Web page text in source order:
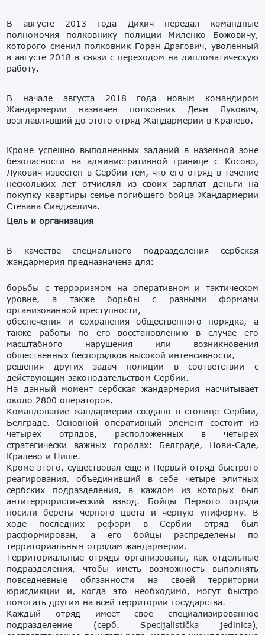
В августе 2013 года Дикич передал командные
полномочия полковнику полиции Миленко Божовичу,
которого сменил полковник Горан Драгович, уволенный
в августе 2018 в связи с переходом на дипломатическую
работу.
В начале августа 2018 года новым командиром
Жандармерии назначен полковник Деян Лукович,
возглавлявший до этого отряд Жандармерии в Кралево.
Кроме успешно выполненных заданий в наземной зоне
безопасности на административной границе с Косово,
Лукович известен в Сербии тем, что его отряд в течение
нескольких лет отчислял из своих зарплат деньги на
покупку квартиры семье погибшего бойца Жандармерии
Стевана Синджелича.
Цель и организация
В качестве специального подразделения сербская
жандармерия предназначена для:
борьбы с терроризмом на оперативном и тактическом
уровне, а также борьбы с разными формами
организованной преступности,
обеспечения и сохранения общественного порядка, а
также работы по его восстановлению в случае его
масштабного нарушения или возникновения
общественных беспорядков высокой интенсивности,
решения других задач полиции в соответствии с
действующим законодательством Сербии.
На данный момент сербская жандармерия насчитывает
около 2800 операторов.
Командование жандармерии создано в столице Сербии,
Белграде. Основной оперативный элемент состоит из
четырех отрядов, расположенных в четырех
стратегически важных городах: Белграде, Нови-Саде,
Кралево и Нише.
Кроме этого, существовал ещё и Первый отряд быстрого
реагирования, объединивший в себе четыре элитных
сербских подразделения, в каждом из которых был
антитеррористический взвод. Бойцы Первого отряда
носили береты чёрного цвета и чёрную униформу. В
ходе последних реформ в Сербии отряд был
расформирован, а его бойцы распределены по
территориальным отрядам жандармерии.
Территориальные отряды организованы, как отдельные
подразделения, чтобы иметь возможность выполнять
повседневные обязанности на своей территории
юрисдикции и, когда это необходимо, могут быстро
помогать другим на всей территории государства.
Каждый отряд имеет свое специализированное
подразделение (серб. Specijalistička jedinica),